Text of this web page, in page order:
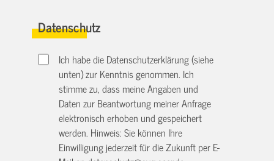
Datenschutz
Ich habe die Datenschutzerklärung (siehe
unten) zur Kenntnis genommen. Ich
stimme zu, dass meine Angaben und
Daten zur Beantwortung meiner Anfrage
elektronisch erhoben und gespeichert
werden. Hinweis: Sie können Ihre
Einwilligung jederzeit für die Zukunft per E-